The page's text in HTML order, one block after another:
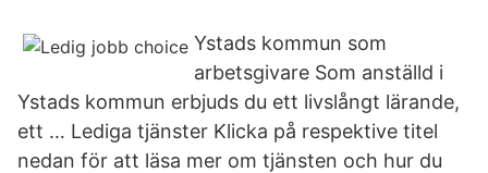
Ystads kommun som
arbetsgivare Som anställd i
Ystads kommun erbjuds du ett livslångt lärande,
ett … Lediga tjänster Klicka på respektive titel
nedan för att läsa mer om tjänsten och hur du